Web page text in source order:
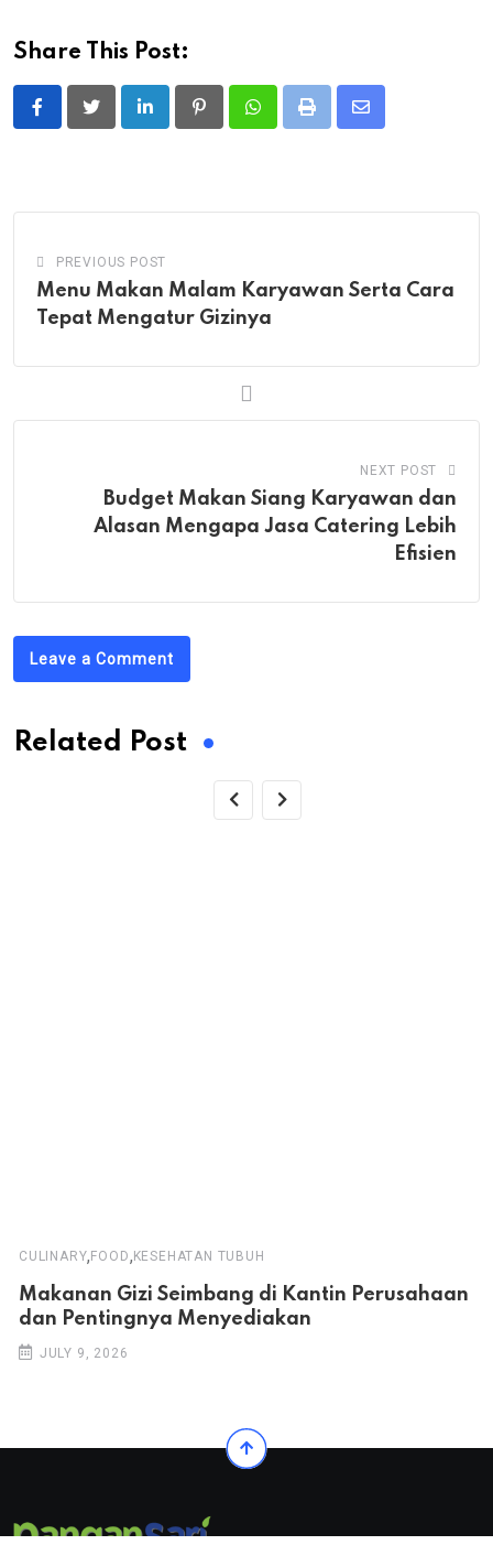
Share This Post:
LinkedIn PinterestWhatsappPrint
Share
PREVIOUS POST
Menu Makan Malam Karyawan Serta Cara
Tepat Mengatur Gizinya
NEXT POST
Budget Makan Siang Karyawan dan
Alasan Mengapa Jasa Catering Lebih
Efisien
Leave a Comment
Related Post
CULINARY, FOOD, KESEHATAN TUBUH
Makanan Gizi Seimbang di Kantin Perusahaan
dan Pentingnya Menyediakan
JULY 9, 2026